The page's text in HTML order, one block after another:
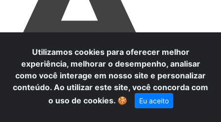
Utilizamos cookies para oferecer melhor
experiência, melhorar o desempenho, analisar
como você interage em nosso site e personalizar
conteúdo. Ao utilizar este site, você concorda com
o uso de cookies. 🍪 Eu aceito